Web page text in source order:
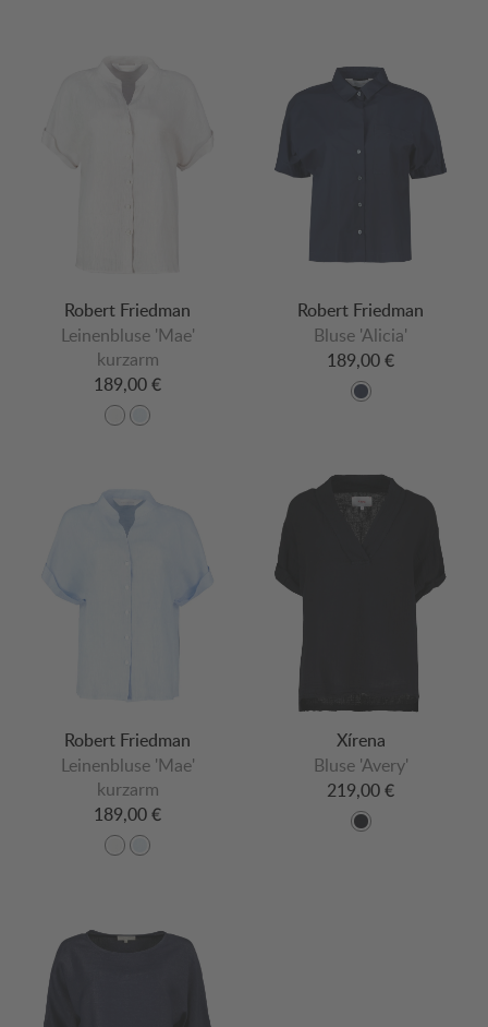
Robert Friedman
Leinenbluse 'Mae'
kurzarm
189,00 €
Robert Friedman
Bluse 'Alicia'
189,00 €
Robert Friedman
Leinenbluse 'Mae'
kurzarm
189,00 €
Xírena
Bluse 'Avery'
219,00 €